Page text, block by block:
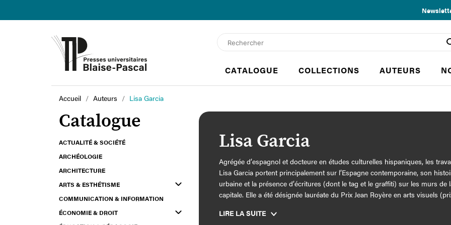
CATALOGUE COLLECTIONS AUTEURS
Accueil Auteurs Lisa Garcia
Catalogue
ACTUALITÉ & SOCIÉTÉ
ARCHÉOLOGIE
ARCHITECTURE
ARTS & ESTHÉTISME
COMMUNICATION & INFORMATION
ÉCONOMIE & DROIT
Lisa Garcia
Agrégée d’espagnol et docteure en études culturelles hispaniques, les
Lisa Garcia portent principalement sur l’Espagne contemporaine, son
urbaine et la présence d’écritures (dont le tag et le graffiti) sur les murs de
capitale. Elle a été désignée lauréate du Prix Jean Royère en arts visuels
et mémoire : le monument liquide du graffiti, Madrid, 2000-2022
LIRE LA SUITE